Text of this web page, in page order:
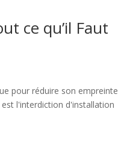
ce qu’il Faut
pour réduire son empreinte
l'interdiction d'installation